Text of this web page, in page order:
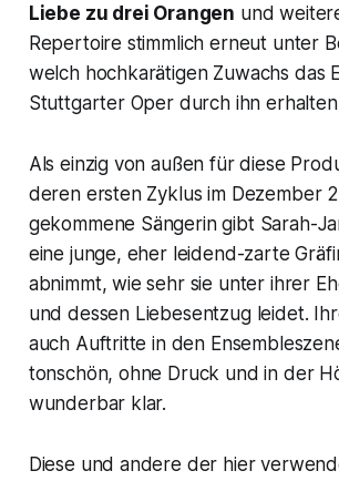
Liebe zu drei Orangen und
Repertoire stimmlich erneut unter
welch hochkarätigen Zuwachs das
Stuttgarter Oper durch ihn
Als einzig von außen für diese
deren ersten Zyklus im Dezember
gekommene Sängerin gibt Sarah-
eine junge, eher leidend-zarte
abnimmt, wie sehr sie unter ihrer
und dessen Liebesentzug leidet.
auch Auftritte in den
tonschön, ohne Druck und in der
wunderbar klar.
Diese und andere der hier